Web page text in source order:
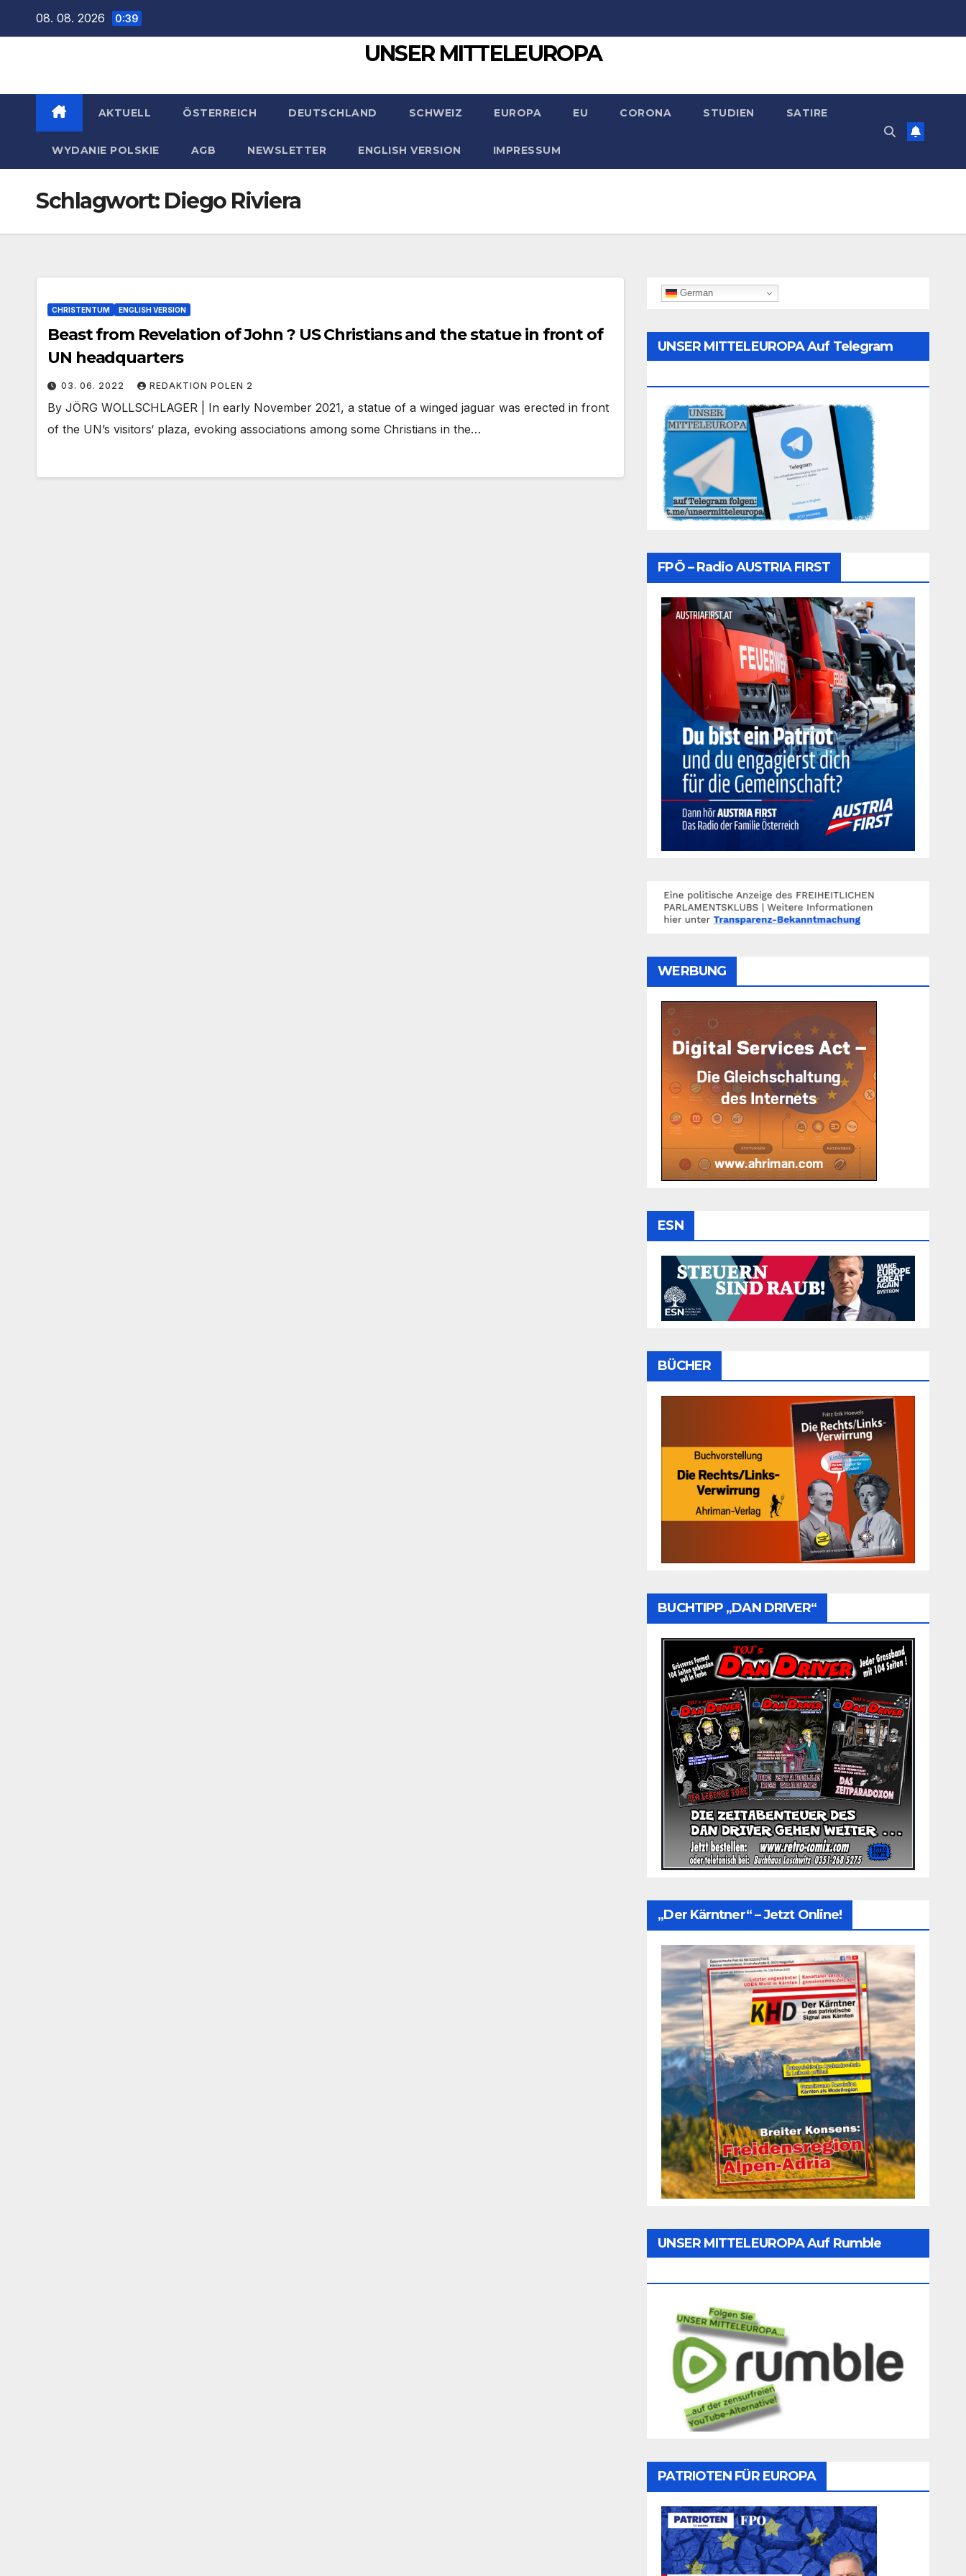
08. 08. 2026 0:39
UNSER MITTELEUROPA
AKTUELL ÖSTERREICH DEUTSCHLAND SCHWEIZ EUROPA EU CORONA STUDIEN SATIRE
WYDANIE POLSKIE AGB NEWSLETTER ENGLISH VERSION IMPRESSUM
Schlagwort: Diego Riviera
CHRISTENTUM ENGLISH VERSION
Beast from Revelation of John ? US Christians and the statue in front of
UN headquarters
03. 06. 2022 REDAKTION POLEN 2
By JÖRG WOLLSCHLAGER | In early November 2021, a statue of a winged jaguar was erected in front
of the UN’s visitors‘ plaza, evoking associations among some Christians in the…
German
UNSER MITTELEUROPA Auf Telegram
FPÖ – Radio AUSTRIA FIRST
WERBUNG
ESN
BÜCHER
BUCHTIPP „DAN DRIVER“
„Der Kärntner“ – Jetzt Online!
UNSER MITTELEUROPA Auf Rumble
PATRIOTEN FÜR EUROPA